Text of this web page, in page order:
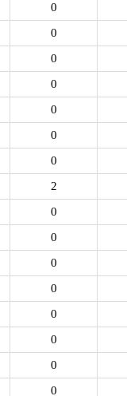
0
0
0
0
0
0
0
2
0
0
0
0
0
0
0
0